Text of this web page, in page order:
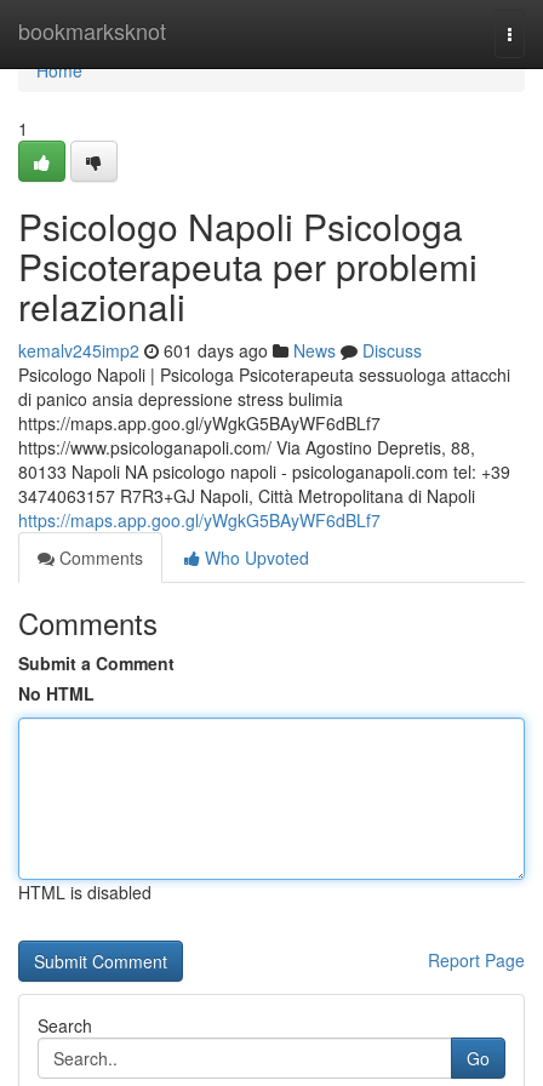
bookmarksknot
Home
Home
1
Psicologo Napoli Psicologa
Psicoterapeuta per problemi
relazionali
kemalv245imp2 601 days ago News
Discuss
Psicologo Napoli | Psicologa Psicoterapeuta sessuologa attacchi
di panico ansia depressione stress bulimia
https://maps.app.goo.gl/yWgkG5BAyWF6dBLf7
https://www.psicologanapoli.com/ Via Agostino Depretis, 88,
80133 Napoli NA psicologo napoli - psicologanapoli.com tel: +39
3474063157 R7R3+GJ Napoli, Città Metropolitana di Napoli
https://maps.app.goo.gl/yWgkG5BAyWF6dBLf7
Comments
Who Upvoted
Comments
Submit a Comment
No HTML
HTML is disabled
Report Page
Search
Go